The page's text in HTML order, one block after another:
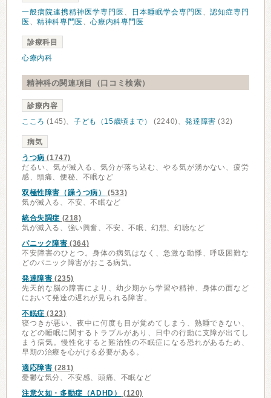
一般病院連携精神医学専門医 、 日本睡眠学会専門医 、認知症専門
医 、精神科専門医 、心療内科専門医
診療科目
心療内科
精神科の関連項目（口コミ検索）
診療内容
こころ (145)、子ども（15歳頃まで） (2240)、発達障害 (32)
病気
うつ病 (1747)
だるい、気が滅入る、気分が落ち込む、やる気が湧かない、疲労
感、頭痛、便秘、不眠など
双極性障害（躁うつ病）
(533)
気が滅入る、不安、不眠など
統合失調症 (218)
気が滅入る、強い興奮、不安、不眠、幻想、幻聴など
パニック障害 (364)
不安障害のひとつ。身体の病気はなく、急激な動悸、呼吸困難な
どのパニック障害がおこる病気。
発達障害 (235)
先天的な脳の障害により、幼少期から学習や精神、身体の面など
において発達の遅れが見られる障害。
不眠症 (323)
寝つきが悪い、夜中に何度も目が覚めてしまう、熟睡できない、
などの睡眠に関するトラブルがあり、日中の行動に支障が出てし
まう病気。慢性化すると難治性の不眠症になる恐れがあるため、
早期の治療を心がける必要がある。
適応障害 (281)
憂鬱な気分、不安感、頭痛、不眠など
注意欠如・多動症（ADHD）
(120)